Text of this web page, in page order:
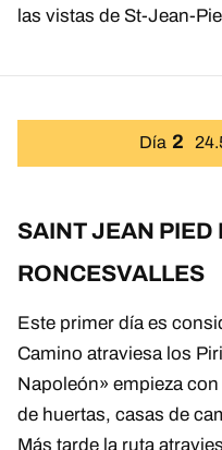
las vistas de St-Jean-
Día 2
SAINT JEAN PIED
RONCESVALLES
Este primer día es
Camino atraviesa los
Napoleón» empieza
de huertas, casas de
Más tarde la ruta